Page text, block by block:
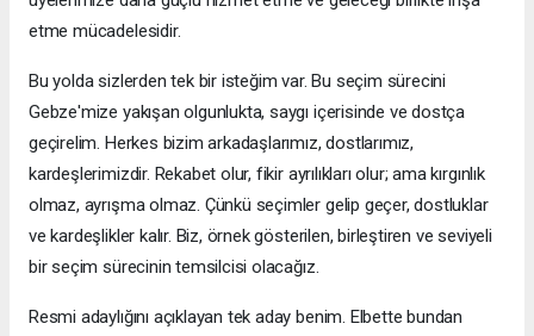
etme mücadelesidir.
Bu yolda sizlerden tek bir isteğim var. Bu seçim sürecini
Gebze'mize yakışan olgunlukta, saygı içerisinde ve dostça
geçirelim. Herkes bizim arkadaşlarımız, dostlarımız,
kardeşlerimizdir. Rekabet olur, fikir ayrılıkları olur; ama kırgınlık
olmaz, ayrışma olmaz. Çünkü seçimler gelip geçer, dostluklar
ve kardeşlikler kalır. Biz, örnek gösterilen, birleştiren ve seviyeli
bir seçim sürecinin temsilcisi olacağız.
Resmi adaylığını açıklayan tek aday benim. Elbette bundan